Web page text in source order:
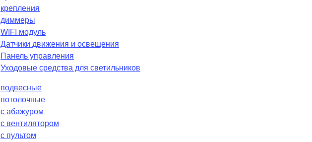
крепления
диммеры
WIFI модуль
Датчики движения и освещения
Панель управления
Уходовые средства для светильников
подвесные
потолочные
с абажуром
с вентилятором
с пультом